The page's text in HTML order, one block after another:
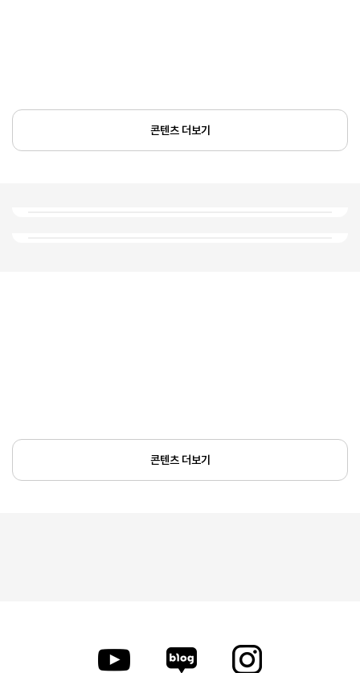
콘텐츠 더보기
콘텐츠 더보기